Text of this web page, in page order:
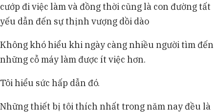
cướp đi việc làm và đồng thời cũng là con đường tất
yếu dẫn đến sự thịnh vượng dồi dào
Không khó hiểu khi ngày càng nhiều người tìm đến
những cỗ máy làm được ít việc hơn.
Tôi hiểu sức hấp dẫn đó.
Những thiết bị tôi thích nhất trong năm nay đều là